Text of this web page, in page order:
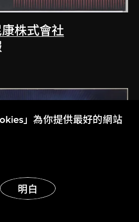
株式會社
」為你提供最好的網站
明白
展示更多